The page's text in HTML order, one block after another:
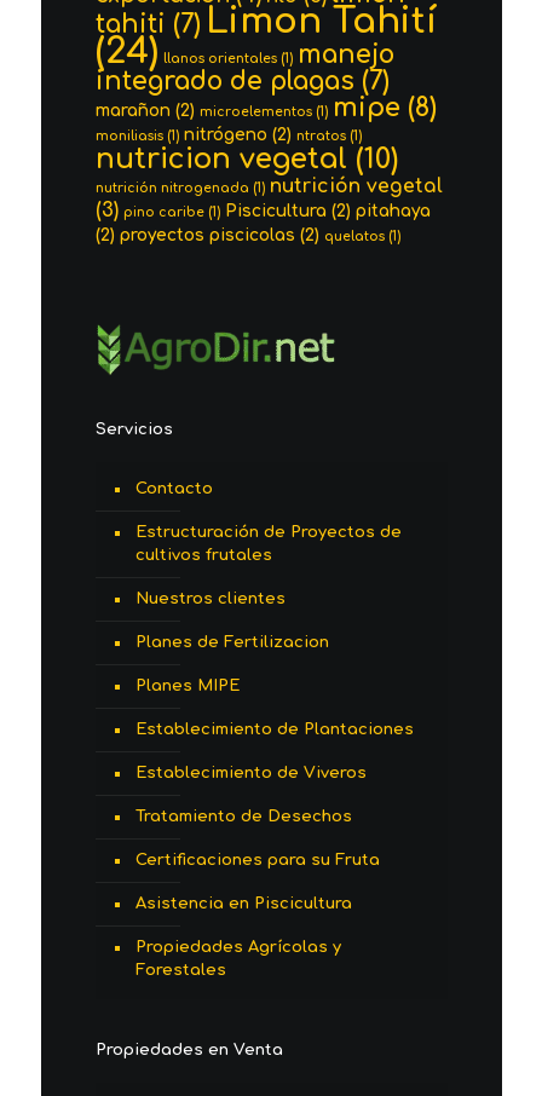
tahiti (7) Limon Tahití
(24) llanos orientales(1) manejo
integrado de plagas (7)
marañon (2) microelementos(1) mipe (8)
moniliasis(1) nitrógeno (2) ntratos(1)
nutricion vegetal (10)
nutrición nitrogenada (1) nutrición vegetal
(3) pino caribe(1) Piscicultura (2) pitahaya
(2) proyectos piscicolas (2) quelatos(1)
Servicios
Contacto
Estructuración de Proyectos de
cultivos frutales
Nuestros clientes
Planes de Fertilizacion
Planes MIPE
Establecimiento de Plantaciones
Establecimiento de Viveros
Tratamiento de Desechos
Certificaciones para su Fruta
Asistencia en Piscicultura
Propiedades Agrícolas y
Forestales
Propiedades en Venta